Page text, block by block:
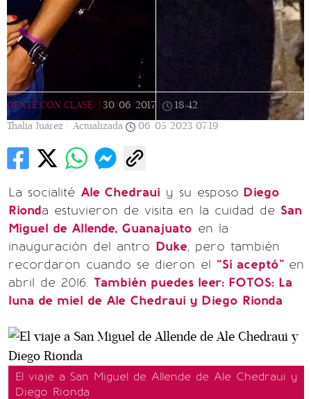
GENTE CON CLASE 30/06/2017 18:42
Thalia Juárez |
Actualizada 06/05/2023 07:19
La socialité Ale Chedraui y su esposo Diego
Rionda estuvieron de visita en la cuidad de San
Miguel de Allende, Guanajuato en la
inauguración del antro Duke, pero también
recordaron cuando se dieron el “Sí aceptó” en
abril de 2016. También puedes leer: FOTOS: La
luna de miel de Ale Chedraui y Diego Rionda
El viaje a San Miguel de Allende de Ale Chedraui y
Diego Rionda